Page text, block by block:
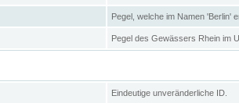
Pegel, welche im Namen 'Berlin'
Pegel des Gewässers Rhein im
Eindeutige unveränderliche ID.